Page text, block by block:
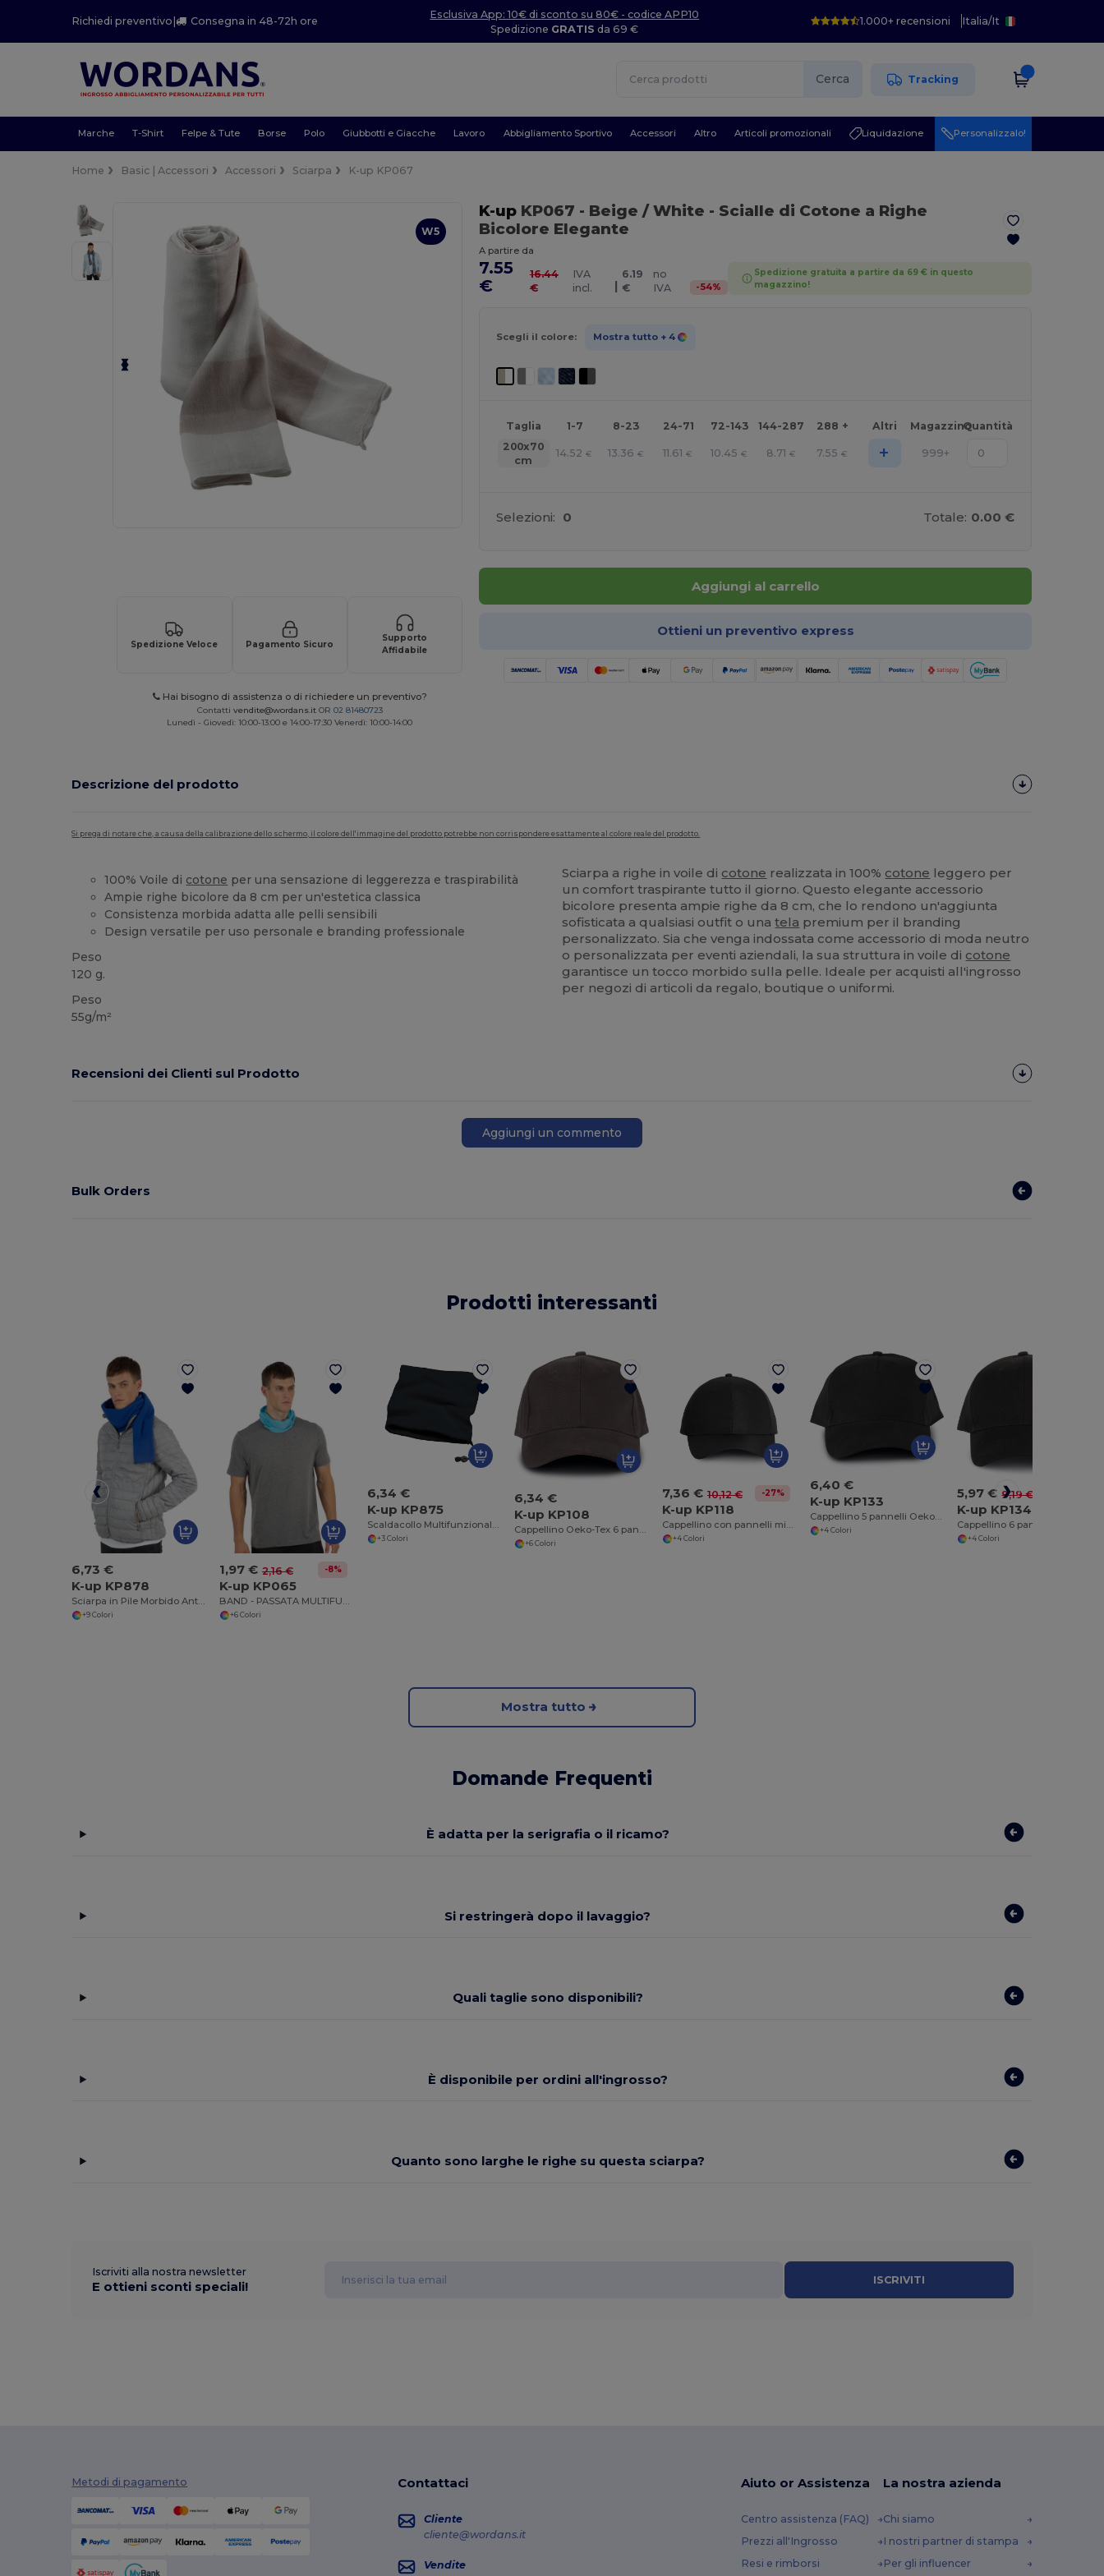
Richiedi preventivo | Consegna in 48-72h ore
Esclusiva App: 10€ di sconto su 80€ - codice APP10
Spedizione GRATIS da 69 €
1.000+ recensioni Italia/It
Cerca Tracking
Marche T-Shirt Felpe & Tute Borse Polo Giubbotti e Giacche Lavoro Abbigliamento Sportivo Accessori Altro Articoli promozionali Liquidazione Personalizzalo!
Home Basic | Accessori Accessori Sciarpa K-up KP067
W5
Spedizione Veloce Pagamento Sicuro
Supporto
Affidabile
Hai bisogno di assistenza o di richiedere un preventivo?
Contatti vendite@wordans.it OR 02 81480723
Lunedì - Giovedì: 10:00-13:00 e 14:00-17:30 Venerdì: 10:00-14:00
K-upKP067 - Beige / White - Scialle di Cotone a Righe
Bicolore Elegante
A partire da
7.55
€
16.44
€
IVA
incl.
|
6.19
€
no
IVA
-54%
Spedizione gratuita a partire da 69 € in questo
magazzino!
Scegli il colore: Mostra tutto + 4
Taglia 1-7 8-23 24-71 72-143 144-287 288 + Altri MagazzinoQuantità
200x70
cm
14.52 € 13.36 € 11.61 € 10.45 € 8.71 € 7.55 € + 999+
Selezioni: 0 Totale: 0.00 €
Aggiungi al carrello
Ottieni un preventivo express
Descrizione del prodotto
Si prega di notare che, a causa della calibrazione dello schermo, il colore dell'immagine del prodotto potrebbe non corrispondere esattamente al colore reale del prodotto.
100% Voile di cotone per una sensazione di leggerezza e traspirabilità
Ampie righe bicolore da 8 cm per un'estetica classica
Consistenza morbida adatta alle pelli sensibili
Design versatile per uso personale e branding professionale
Peso
120 g.
Peso
55g/m²
Sciarpa a righe in voile di cotone realizzata in 100% cotone leggero per
un comfort traspirante tutto il giorno. Questo elegante accessorio
bicolore presenta ampie righe da 8 cm, che lo rendono un'aggiunta
sofisticata a qualsiasi outfit o unatela premium per il branding
personalizzato. Sia che venga indossata come accessorio di moda neutro
o personalizzata per eventi aziendali, la sua struttura in voile di cotone
garantisce un tocco morbido sulla pelle. Ideale per acquisti all'ingrosso
per negozi di articoli da regalo, boutique o uniformi.
Recensioni dei Clienti sul Prodotto
Aggiungi un commento
Bulk Orders
Prodotti interessanti
6,73 €
K-up KP878
+9 Colori
1,97 € 2,16 € -8%
K-up KP065
+6 Colori
6,34 €
K-up KP875
+3 Colori
6,34 €
K-up KP108
+6 Colori
7,36 € 10,12 € -27%
K-up KP118
+4 Colori
6,40 €
K-up KP133
Cappellino 5 pannelli Oeko-Tex
+4 Colori
5,97 € 9,19 €
K-up KP134
+4 Colori
Mostra tutto
Domande Frequenti
È adatta per la serigrafia o il ricamo?
Si restringerà dopo il lavaggio?
Quali taglie sono disponibili?
È disponibile per ordini all'ingrosso?
Quanto sono larghe le righe su questa sciarpa?
Iscriviti alla nostra newsletter
E ottieni sconti speciali! ISCRIVITI
Metodi di pagamento Contattaci
Cliente
cliente@wordans.it
Vendite
Aiuto or Assistenza
Centro assistenza (FAQ)
Prezzi all'Ingrosso
Resi e rimborsi
La nostra azienda
Chi siamo
I nostri partner di stampa
Per gli influencer